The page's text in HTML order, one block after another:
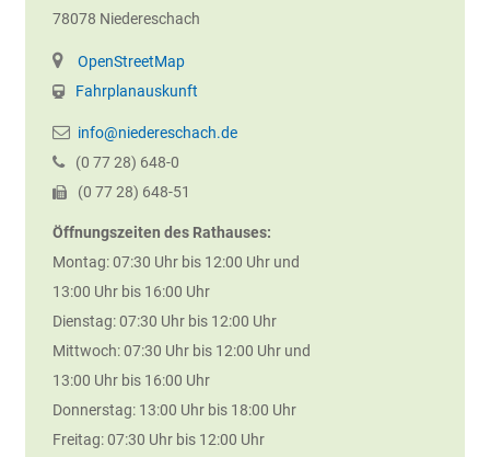
78078 Niedereschach
OpenStreetMap
Fahrplanauskunft
info@niedereschach.de
(0 7728) 648-0
(0 7728) 648-51
Öffnungszeiten des Rathauses:
Montag: 07:30 Uhr bis 12:00 Uhr und
13:00 Uhr bis 16:00 Uhr
Dienstag: 07:30 Uhr bis 12:00 Uhr
Mittwoch: 07:30 Uhr bis 12:00 Uhr und
13:00 Uhr bis 16:00 Uhr
Donnerstag: 13:00 Uhr bis 18:00 Uhr
Freitag: 07:30 Uhr bis 12:00 Uhr